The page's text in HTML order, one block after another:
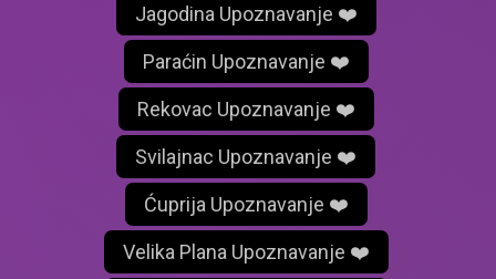
Jagodina Upoznavanje ❤️
Paraćin Upoznavanje ❤️
Rekovac Upoznavanje ❤️
Svilajnac Upoznavanje ❤️
Ćuprija Upoznavanje ❤️
Velika Plana Upoznavanje ❤️